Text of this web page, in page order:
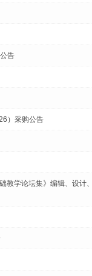
告
）采购公告
学论坛集》编辑、设计